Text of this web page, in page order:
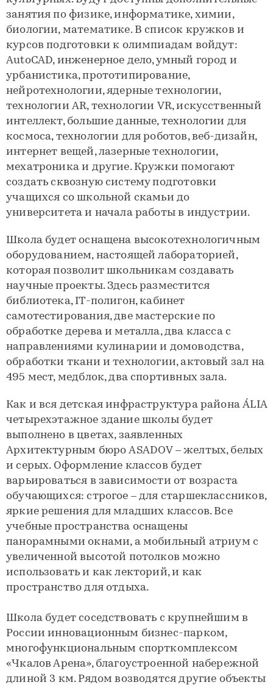
занятия по физике, информатике, химии,
биологии, математике. В список кружков и
курсов подготовки к олимпиадам войдут:
AutoCAD, инженерное дело, умный город и
урбанистика, прототипирование,
нейротехнологии, ядерные технологии,
технологии AR, технологии VR, искусственный
интеллект, большие данные, технологии для
космоса, технологии для роботов, веб-дизайн,
интернет вещей, лазерные технологии,
мехатроника и другие. Кружки помогают
создать сквозную систему подготовки
учащихся со школьной скамьи до
университета и начала работы в индустрии.
Школа будет оснащена высокотехнологичным
оборудованием, настоящей лабораторией,
которая позволит школьникам создавать
научные проекты. Здесь разместится
библиотека, IT-полигон, кабинет
самотестирования, две мастерские по
обработке дерева и металла, два класса с
направлениями кулинарии и домоводства,
обработки ткани и технологии, актовый зал на
495 мест, медблок, два спортивных зала.
Как и вся детская инфраструктура района ÁLIA
четырехэтажное здание школы будет
выполнено в цветах, заявленных
Архитектурным бюро ASADOV – желтых, белых
и серых. Оформление классов будет
варьироваться в зависимости от возраста
обучающихся: строгое – для старшеклассников,
яркие решения для младших классов. Все
учебные пространства оснащены
панорамными окнами, а мобильный атриум с
увеличенной высотой потолков можно
использовать и как лекторий, и как
пространство для отдыха.
Школа будет соседствовать с крупнейшим в
России инновационным бизнес-парком,
многофункциональным спорткомплексом
«Чкалов Арена», благоустроенной набережной
длиной 3 км. Рядом возводятся другие объекты